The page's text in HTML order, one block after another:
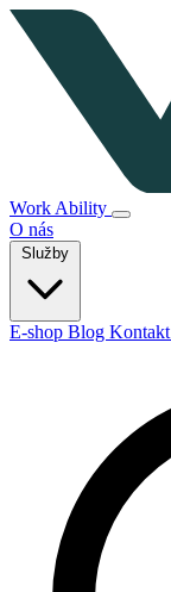
Work Ability
O nás
Služby
E-shop Blog Kontakt